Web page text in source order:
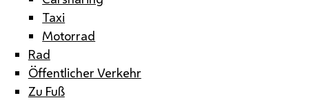
Taxi
Motorrad
Rad
Öffentlicher Verkehr
Zu Fuß